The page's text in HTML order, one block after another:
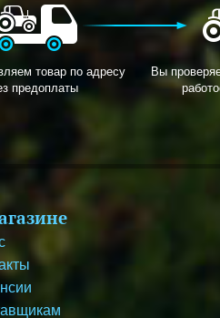
товар по адресу
предоплаты
Вы